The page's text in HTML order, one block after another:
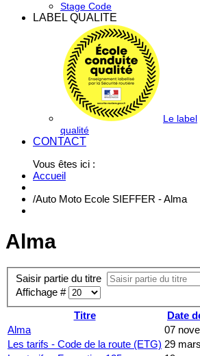
Stage Code
LABEL QUALITE
Le label
qualité
CONTACT
Vous êtes ici :
Accueil
/Auto Moto Ecole SIEFFER - Alma
Alma
Saisir partie du titre
Affichage #
Titre
Date
Alma
07
Les tarifs - Code de la route (ETG) 29